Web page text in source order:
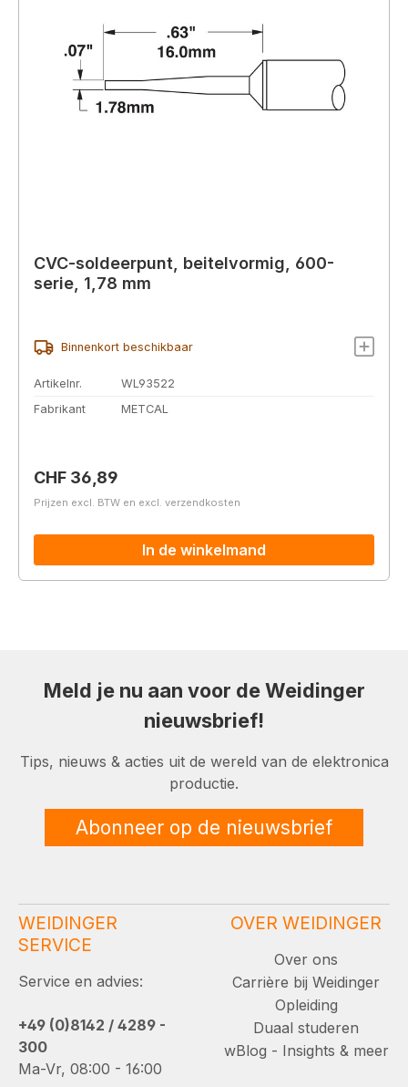
CVC-soldeerpunt, beitelvormig, 600-
serie, 1,78 mm
Binnenkort beschikbaar
Artikelnr.
WL93522
Fabrikant
METCAL
Normale prijs:
CHF 36,89
Prijzen excl. BTW en excl. verzendkosten
In de winkelmand
Meld je nu aan voor de Weidinger
nieuwsbrief!
Tips, nieuws & acties uit de wereld van de elektronica
productie.
Abonneer op de nieuwsbrief
WEIDINGER
SERVICE
Service en advies:
+49 (0)8142 / 4289 -
300
Ma-Vr, 08:00 - 16:00
OVER WEIDINGER
Over ons
Carrière bij Weidinger
Opleiding
Duaal studeren
wBlog - Insights & meer